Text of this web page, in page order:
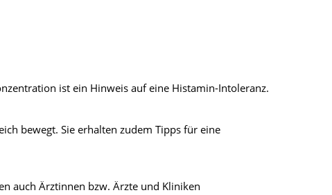
ist ein Hinweis auf eine Histamin-Intoleranz.
bewegt. Sie erhalten zudem Tipps für eine
auch Ärztinnen bzw. Ärzte und Kliniken